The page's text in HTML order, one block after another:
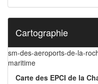
Cartographie
sm-des-aeroports-de-la-
maritime
Carte des EPCI de la